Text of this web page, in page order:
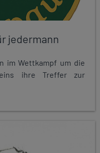
jedermann
im Wettkampf um die
ihre Treffer zur